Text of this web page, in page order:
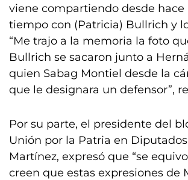
viene compartiendo desde
tiempo con (Patricia) Bullrich y
“Me trajo a la memoria la foto
Bullrich se sacaron junto a
quien Sabag Montiel desde la
que le designara un defensor”,
Por su parte, el presidente del
Unión por la Patria en
Martínez, expresó que “se
creen que estas expresiones de